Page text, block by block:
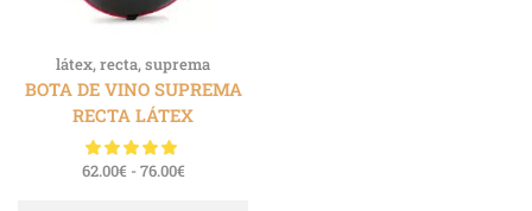
látex,recta,suprema
BOTA DE VINO SUPREMA
RECTA LÁTEX
62.00€ - 76.00€